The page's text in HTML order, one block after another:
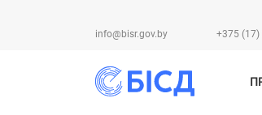
info@bisr.gov.by +375 (17)